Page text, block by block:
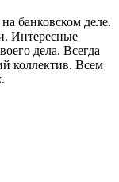
банковском деле.
Интересные
дела. Всегда
коллектив. Всем